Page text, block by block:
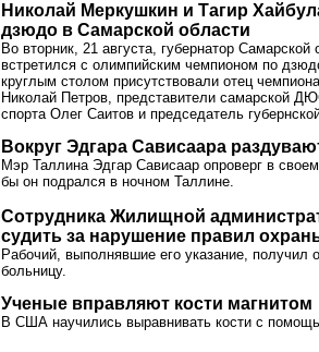
Николай Меркушкин и Тагир
дзюдо в Самарской области
Во вторник, 21 августа, губернатор
встретился с олимпийским чемпионом по
круглым столом присутствовали отец
Николай Петров, представители самарской
спорта Олег Саитов и председатель
Вокруг Эдгара Сависаара
Мэр Таллина Эдгар Сависаар опроверг в
бы он подрался в ночном Таллине.
Сотрудника Жилищной
судить за нарушение правил
Рабочий, выполнявшие его указание, получил
больницу.
Ученые вправляют кости магнитом
В США научились выравнивать кости с